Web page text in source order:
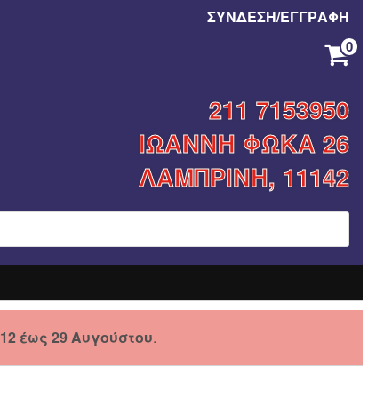
ΣΥΝΔΕΣΗ/ΕΓΓΡΑΦΗ
0
211 7153950
ΙΩΑΝΝΗ ΦΩΚΑ 26
ΛΑΜΠΡΙΝΗ, 11142
12 έως 29 Αυγούστου.